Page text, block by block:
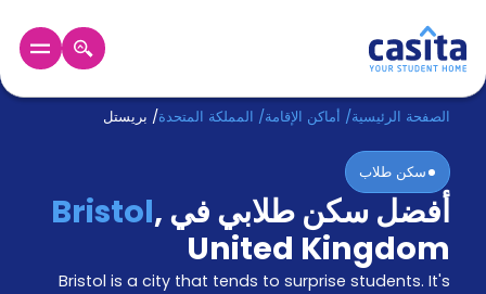
الرئيسية عربي GBP
دخول
حجز
السكن
من
الصفحة الرئيسية/ أماكن الإقامة/ المملكة المتحدة/ بريستل
سكن طلاب
أفضل سكن طلابي في Bristol,
United Kingdom
Bristol is a city that tends to surprise students. It's